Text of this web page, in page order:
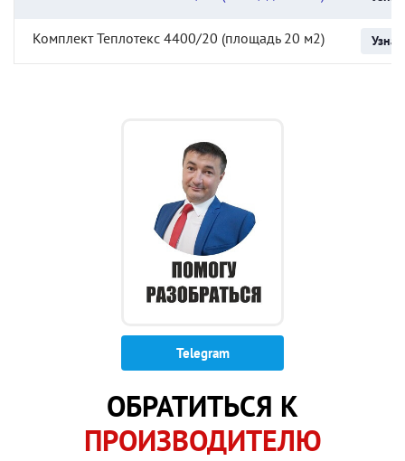
Комплект Теплотекс 4400/20 (площадь 20 м2)
Telegram
ОБРАТИТЬСЯ К
ПРОИЗВОДИТЕЛЮ